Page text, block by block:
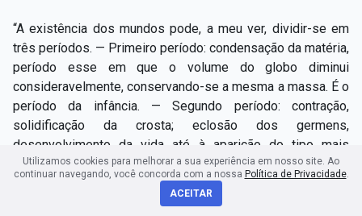
“A existência dos mundos pode, a meu ver, dividir­-se em
três períodos. — Primeiro período: condensação da matéria,
período esse em que o volume do globo diminui
consideravelmente, conservando­-se a mesma a massa. É o
período da infância. — Segundo período: contração,
solidificação da crosta; eclosão dos germens,
desenvolvimento da vida até à aparição do tipo mais
aperfeiçoado. Nesse momento, o globo está em toda a sua
plenitude, é a época da virilidade; ele perde, mas muito
pouco, os seus elementos constitutivos. À medida que
Utilizamos cookies para melhorar a sua experiência em nosso site. Ao
continuar navegando, você concorda com a nossa Política de Privacidade.
ACEITAR